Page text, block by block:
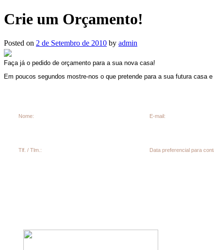
Crie um Orçamento!
Posted on 2 de Setembro de 2010 by admin
Faça já o pedido de orçamento para a sua nova casa!
Em poucos segundos mostre-nos o que pretende para a sua futura casa
Nome: E-mail:
Tlf. / Tlm.: Data preferencial para